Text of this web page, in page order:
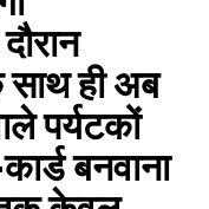
ही अब
पर्यटकों
बनवाना